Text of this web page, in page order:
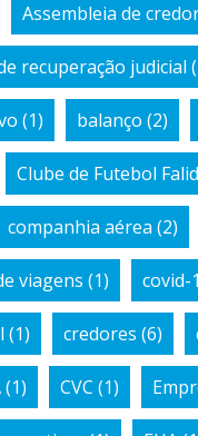
Assembleia de
recuperação judicial
(1) balanço (2)
Clube de Futebol
companhia aérea (2)
viagens (1) covid-
(1) credores (6)
(1) CVC (1)